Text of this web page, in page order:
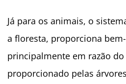
Já para os animais, o
a floresta, proporciona
principalmente em razão
proporcionado pelas